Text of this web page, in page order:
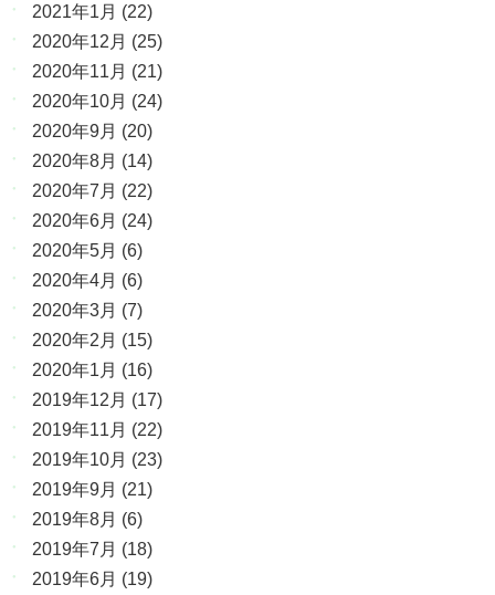
2021年1月 (22)
2020年12月 (25)
2020年11月 (21)
2020年10月 (24)
2020年9月 (20)
2020年8月 (14)
2020年7月 (22)
2020年6月 (24)
2020年5月 (6)
2020年4月 (6)
2020年3月 (7)
2020年2月 (15)
2020年1月 (16)
2019年12月 (17)
2019年11月 (22)
2019年10月 (23)
2019年9月 (21)
2019年8月 (6)
2019年7月 (18)
2019年6月 (19)